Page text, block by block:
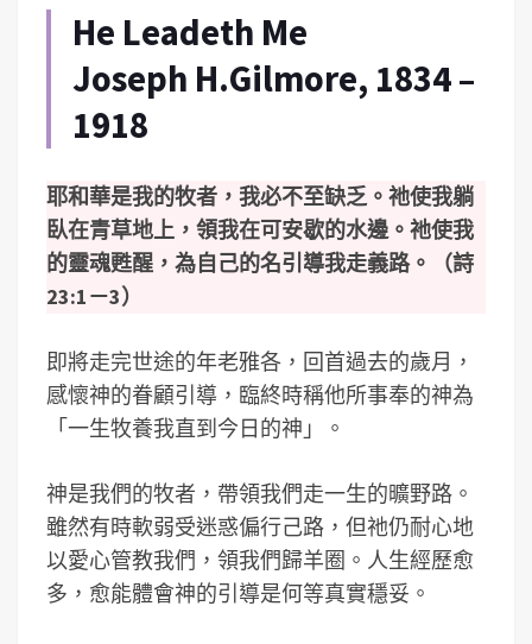
He Leadeth Me
Joseph H.Gilmore, 1834 –
1918
耶和華是我的牧者，我必不至缺乏。祂使我躺
臥在青草地上，領我在可安歇的水邊。祂使我
的靈魂甦醒，為自己的名引導我走義路。（詩
23:1－3）
即將走完世途的年老雅各，回首過去的歲月，
感懷神的眷顧引導，臨終時稱他所事奉的神為
「一生牧養我直到今日的神」。
神是我們的牧者，帶領我們走一生的曠野路。
雖然有時軟弱受迷惑偏行己路，但祂仍耐心地
以愛心管教我們，領我們歸羊圈。人生經歷愈
多，愈能體會神的引導是何等真實穩妥。